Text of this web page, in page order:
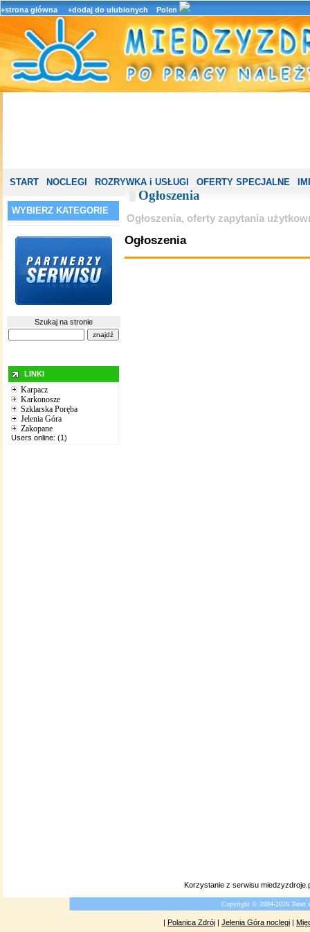
+strona główna +dodaj do ulubionych Polen
START NOCLEGI ROZRYWKA i USŁUGI OFERTY SPECJALNE
WYBIERZ KATEGORIE
Szukaj na stronie
LINKI
Karpacz
Karkonosze
Szklarska Poręba
Jelenia Góra
Zakopane
Users online: (1)
Ogłoszenia
Ogłoszenia, oferty zapytania
Ogłoszenia
Korzystanie z serwisu
Copyright © 2004-2026
| Polanica Zdrój | Jelenia Góra noclegi |